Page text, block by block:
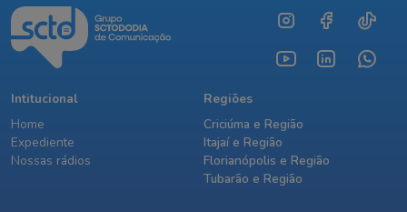
Intitucional
Home
Expediente
Nossas rádios
Regiões
Criciúma e Região
Itajaí e Região
Florianópolis e Região
Tubarão e Região